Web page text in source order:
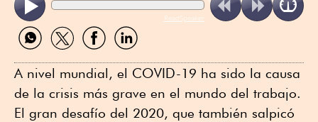
ReadSpeaker
Compartir
por
Compartir
por
Compartir
por
Compartir
por
A nivel mundial, el COVID-19 ha sido la causa
de la crisis más grave en el mundo del trabajo.
El gran desafío del 2020, que también salpicó